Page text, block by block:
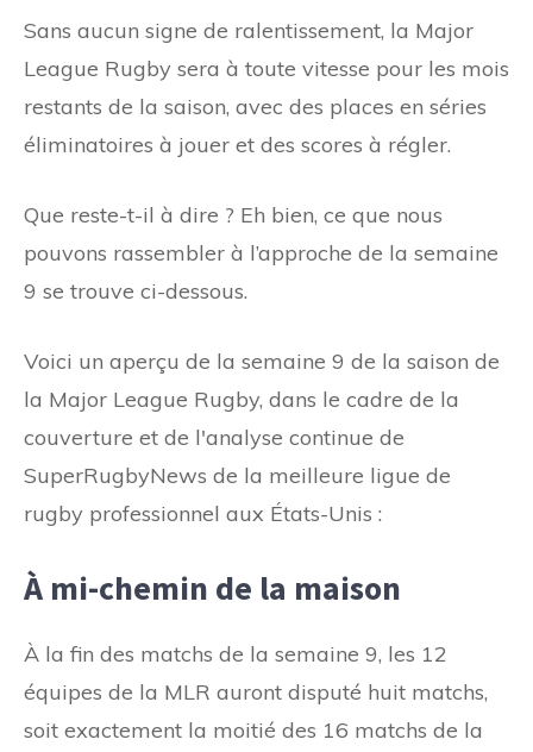
Sans aucun signe de ralentissement, la Major
League Rugby sera à toute vitesse pour les mois
restants de la saison, avec des places en séries
éliminatoires à jouer et des scores à régler.
Que reste-t-il à dire ? Eh bien, ce que nous
pouvons rassembler à l’approche de la semaine
9 se trouve ci-dessous.
Voici un aperçu de la semaine 9 de la saison de
la Major League Rugby, dans le cadre de la
couverture et de l'analyse continue de
SuperRugbyNews de la meilleure ligue de
rugby professionnel aux États-Unis :
À mi-chemin de la maison
À la fin des matchs de la semaine 9, les 12
équipes de la MLR auront disputé huit matchs,
soit exactement la moitié des 16 matchs de la